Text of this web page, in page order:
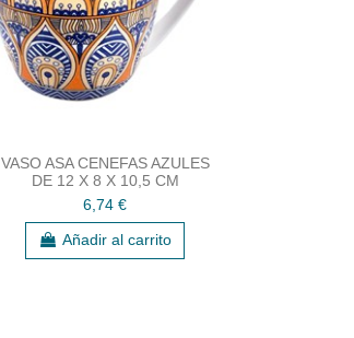
VASO ASA CENEFAS AZULES
DE 12 X 8 X 10,5 CM
6,74 €
Añadir al carrito